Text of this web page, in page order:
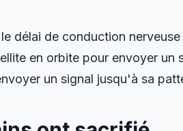
délai de conduction
en orbite pour envoyer un
un signal jusqu'à sa